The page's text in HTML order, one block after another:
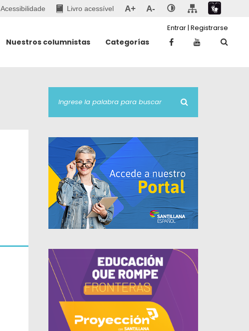
Acessibilidade Livro acessível A+ A-
Nuestros columnistas Categorías
Entrar| Registrarse